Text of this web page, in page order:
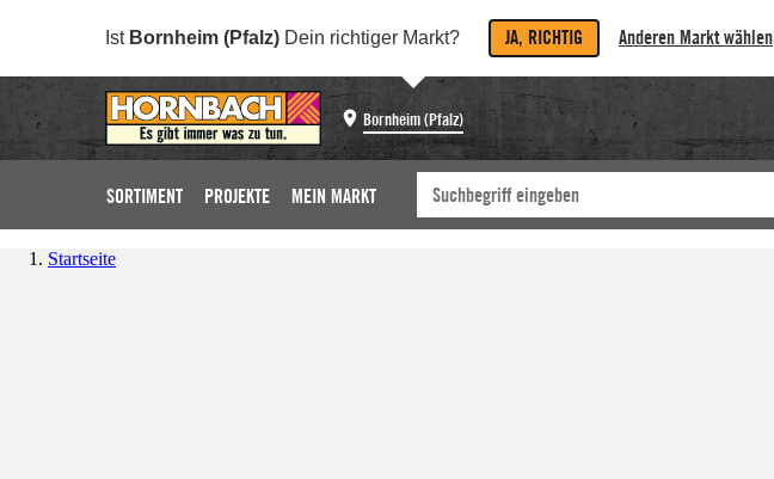
Ist Bornheim (Pfalz) Dein richtiger Markt? JA, RICHTIG Anderen Markt wählen
Bornheim (Pfalz)
SORTIMENT PROJEKTE MEIN MARKT
Startseite